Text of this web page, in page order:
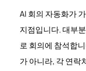
AI 회의 자동화가
지점입니다. 대부
로 회의에 참석합
가 아니라, 각 연락